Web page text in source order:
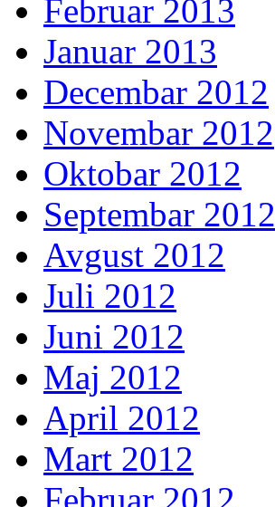
Februar 2013
Januar 2013
Decembar 2012
Novembar 2012
Oktobar 2012
Septembar 2012
Avgust 2012
Juli 2012
Juni 2012
Maj 2012
April 2012
Mart 2012